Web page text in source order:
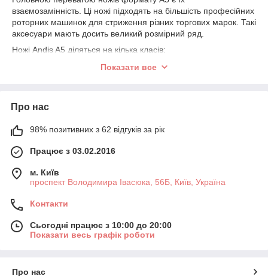
взаємозамінність. Ці ножі підходять на більшість професійних
роторних машинок для стриження різних торгових марок. Такі
аксесуари мають досить великий розмірний ряд.
Ножі Andis A5 діляться на кілька класів:
Ultra Edge — ці ножі стійкі до корозії та
рухому частину, завдяки чому практично не
Cat Blade — ця серія призначена для стриження
терміну експлуатації ніж необхідно регулярно та
Показати все
Про нас
98% позитивних з 62 відгуків за рік
Працює з 03.02.2016
м. Київ
проспект Володимира Івасюка, 56Б, Київ, Україна
Контакти
Сьогодні працює з 10:00 до 20:00
Показати весь графік роботи
Про нас